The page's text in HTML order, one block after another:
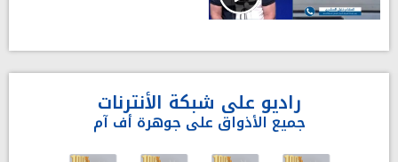
راديو على شبكة الأنترنات
جميع الأذواق على جوهرة أف آم